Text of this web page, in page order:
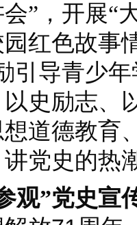
”，开展“
红色故事
引导青少
史励志、
道德教育
党史的热
观”党史宣